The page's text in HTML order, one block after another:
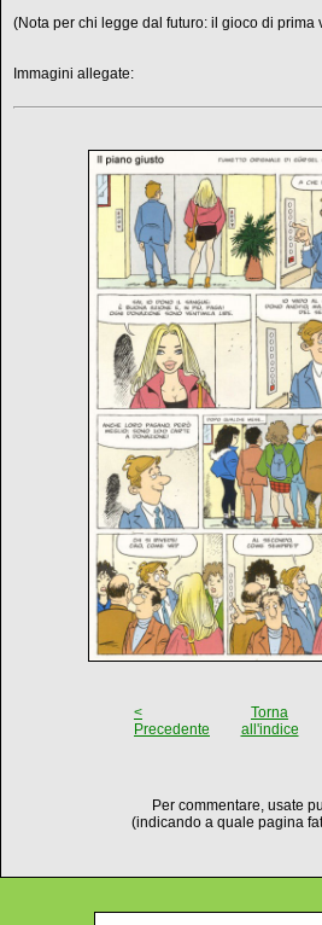
(Nota per chi legge dal futuro: il gioco di prima
Immagini allegate:
<
Precedente
Torna
all'indice
Per commentare, usate
(indicando a quale pagina